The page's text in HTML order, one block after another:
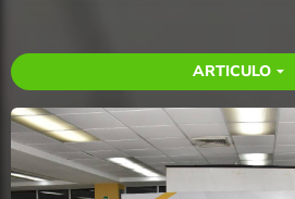
ARTICULO arrow_drop_down